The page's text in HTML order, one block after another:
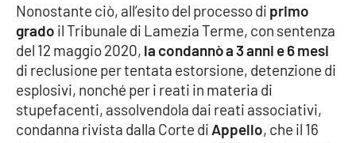
Leggendo Alvaro insieme
Imprese Di Calabria
Le perfidie di Antonella Grippo
Venti di comunicazione
Nonostante ciò, all’esito del processo di primo
grado il Tribunale di Lamezia Terme, con sentenza
del 12 maggio 2020, la condannò a 3 anni e 6 mesi
di reclusione per tentata estorsione, detenzione di
esplosivi, nonché per i reati in materia di
stupefacenti, assolvendola dai reati associativi,
condanna rivista dalla Corte di Appello, che il 16